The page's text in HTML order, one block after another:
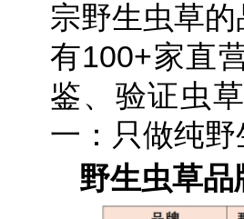
宗野生虫草
有100+家直
鉴、验证虫
一：只做纯
野生虫草品